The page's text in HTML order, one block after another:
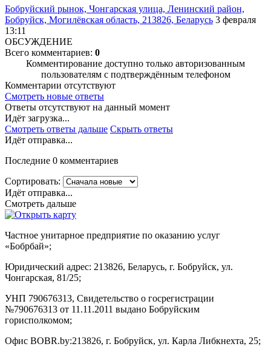
Бобруйский рынок, Чонгарская улица, Ленинский район,
Бобруйск, Могилёвская область, 213826, Беларусь 3 февраля
13:11
ОБСУЖДЕНИЕ
Всего комментариев: 0
Комментирование доступно только авторизованным
пользователям с подтверждённым телефоном
Комментарии отсутствуют
Смотреть новые ответы
Ответы отсутствуют на данный момент
Идёт загрузка...
Смотреть ответы дальше Скрыть ответы
Идёт отправка...
Последние 0 комментариев
Сортировать:
Идёт отправка...
Смотреть дальше
Частное унитарное предприятие по оказанию услуг
«Бобрбай»;
Юридический адрес: 213826, Беларусь, г. Бобруйск, ул.
Чонгарская, 81/25;
УНП 790676313, Свидетельство о госрегистрации
№790676313 от 11.11.2011 выдано Бобруйским
горисполкомом;
Офис BOBR.by:213826, г. Бобруйск, ул. Карла Либкнехта, 25;